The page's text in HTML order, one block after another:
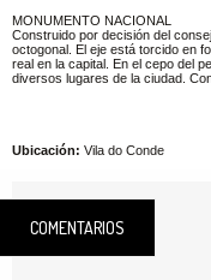
MONUMENTO NACIONAL
Construido por decisión del
octogonal. El eje está torcido en
real en la capital. En el cepo del
diversos lugares de la ciudad.
Ubicación: Vila do Conde
COMENTARIOS